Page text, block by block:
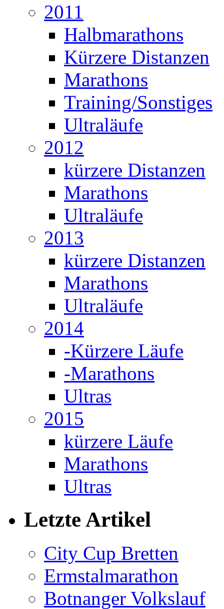
2011
Halbmarathons
Kürzere Distanzen
Marathons
Training/Sonstiges
Ultraläufe
2012
kürzere Distanzen
Marathons
Ultraläufe
2013
kürzere Distanzen
Marathons
Ultraläufe
2014
-Kürzere Läufe
-Marathons
Ultras
2015
kürzere Läufe
Marathons
Ultras
Letzte Artikel
City Cup Bretten
Ermstalmarathon
Botnanger Volkslauf